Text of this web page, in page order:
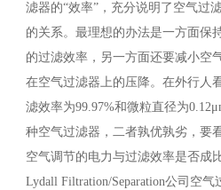
滤器的“效率”，充分说明了空气过
的关系。最理想的办法是一方面保
的过滤效率，另一方面还要减小空
在空气过滤器上的压降。在外行人
滤效率为99.97%和微粒直径为
种空气过滤器，二者孰优孰劣，要
空气调节的电力与过滤效率是否成
Lydall Filtration/Separation公司空